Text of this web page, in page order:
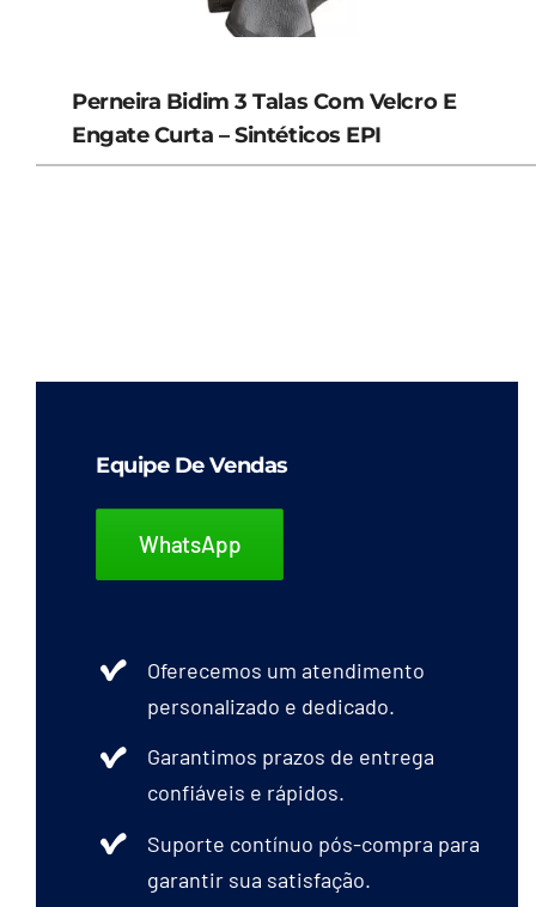
Perneira Bidim 3 Talas Com Velcro E
Engate Curta – Sintéticos EPI
Equipe De Vendas
WhatsApp
Oferecemos um atendimento
personalizado e dedicado.
Garantimos prazos de entrega
confiáveis e rápidos.
Suporte contínuo pós-compra para
garantir sua satisfação.